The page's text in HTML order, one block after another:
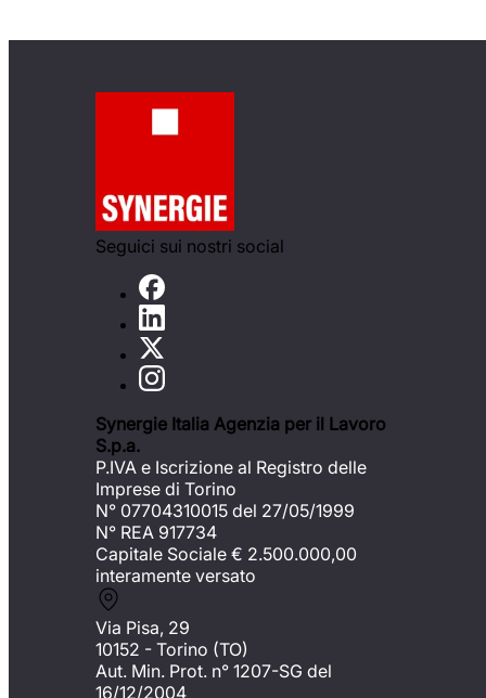
Seguici sui nostri social
Synergie Italia Agenzia per il Lavoro
S.p.a.
P.IVA e Iscrizione al Registro delle
Imprese di Torino
N° 07704310015 del 27/05/1999
N° REA 917734
Capitale Sociale € 2.500.000,00
interamente versato
Via Pisa, 29
10152 - Torino (TO)
Aut. Min. Prot. n° 1207-SG del
16/12/2004